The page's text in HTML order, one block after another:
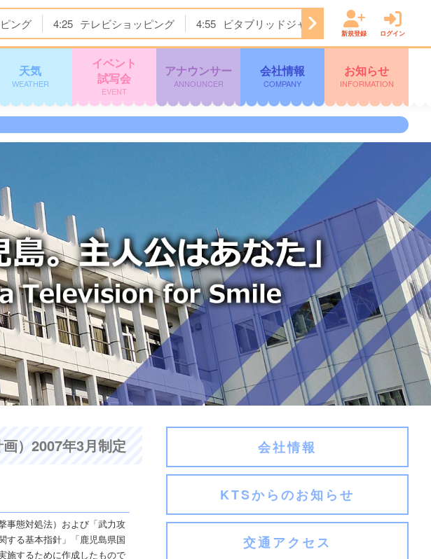
ング 4:25 テレビショッピング 4:55 ビタブリッドジャパンテレビショッピング
新規登録 ログイン
天気
WEATHER
イベント
試写会
EVENT
アナウンサー
ANNOUNCER
会社情報
COMPANY
お知らせ
INFORMATION
）2007年3月制定
事態対処法）および「武力攻
する基本指針」「鹿児島県国
施するために作成したもので
会社情報
KTSからのお知らせ
交通アクセス